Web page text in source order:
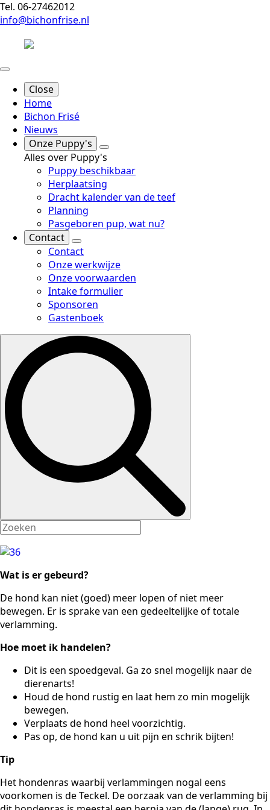
Tel. 06-27462012
info@bichonfrise.nl
Close
Home
Bichon Frisé
Nieuws
Onze Puppy's
Alles over Puppy's
Puppy beschikbaar
Herplaatsing
Dracht kalender van de teef
Planning
Pasgeboren pup, wat nu?
Contact
Contact
Onze werkwijze
Onze voorwaarden
Intake formulier
Sponsoren
Gastenboek
Search
Wat is er gebeurd?
De hond kan niet (goed) meer lopen of niet meer
bewegen. Er is sprake van een gedeeltelijke of totale
verlamming.
Hoe moet ik handelen?
Dit is een spoedgeval. Ga zo snel mogelijk naar de
dierenarts!
Houd de hond rustig en laat hem zo min mogelijk
bewegen.
Verplaats de hond heel voorzichtig.
Pas op, de hond kan u uit pijn en schrik bijten!
Tip
Het hondenras waarbij verlammingen nogal eens
voorkomen is de Teckel. De oorzaak van de verlamming bij